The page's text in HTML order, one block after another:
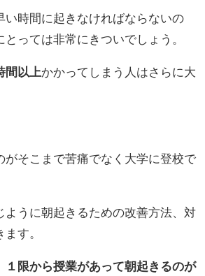
い時間に起きなければならないの
っては非常にきついでしょう。
間以上かかってしまう人はさらに大
がそこまで苦痛でなく大学に登校で
ように朝起きるための改善方法、対
す。
１限から授業があって朝起きるのが